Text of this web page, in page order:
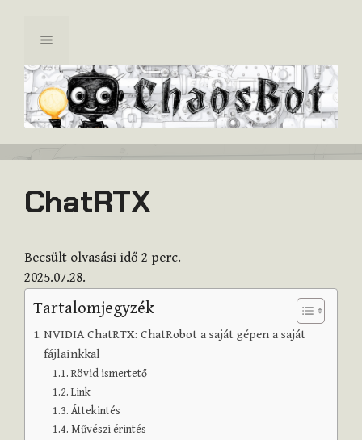
tartalomba
Menü
ChatRTX
Becsült olvasási idő 2 perc.
2025.07.28.
Tartalomjegyzék
NVIDIA ChatRTX: ChatRobot a saját gépen a saját
fájlainkkal
Rövid ismertető
Link
Áttekintés
Művészi érintés